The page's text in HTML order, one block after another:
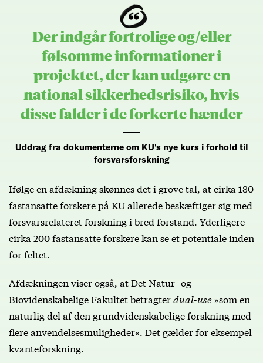
Der indgår fortrolige og/eller
følsomme informationer i
projektet, der kan udgøre en
national sikkerhedsrisiko, hvis
disse falder i de forkerte hænder
Uddrag fra dokumenterne om KU's nye kurs i forhold til
forsvarsforskning
Ifølge en afdækning skønnes det i grove tal, at cirka 180
fastansatte forskere på KU allerede beskæftiger sig med
forsvarsrelateret forskning i bred forstand. Yderligere
cirka 200 fastansatte forskere kan se et potentiale inden
for feltet.
Afdækningen viser også, at Det Natur- og
Biovidenskabelige Fakultet betragterdual-use »som en
naturlig del af den grundvidenskabelige forskning med
flere anvendelsesmuligheder«. Det gælder for eksempel
kvanteforskning.